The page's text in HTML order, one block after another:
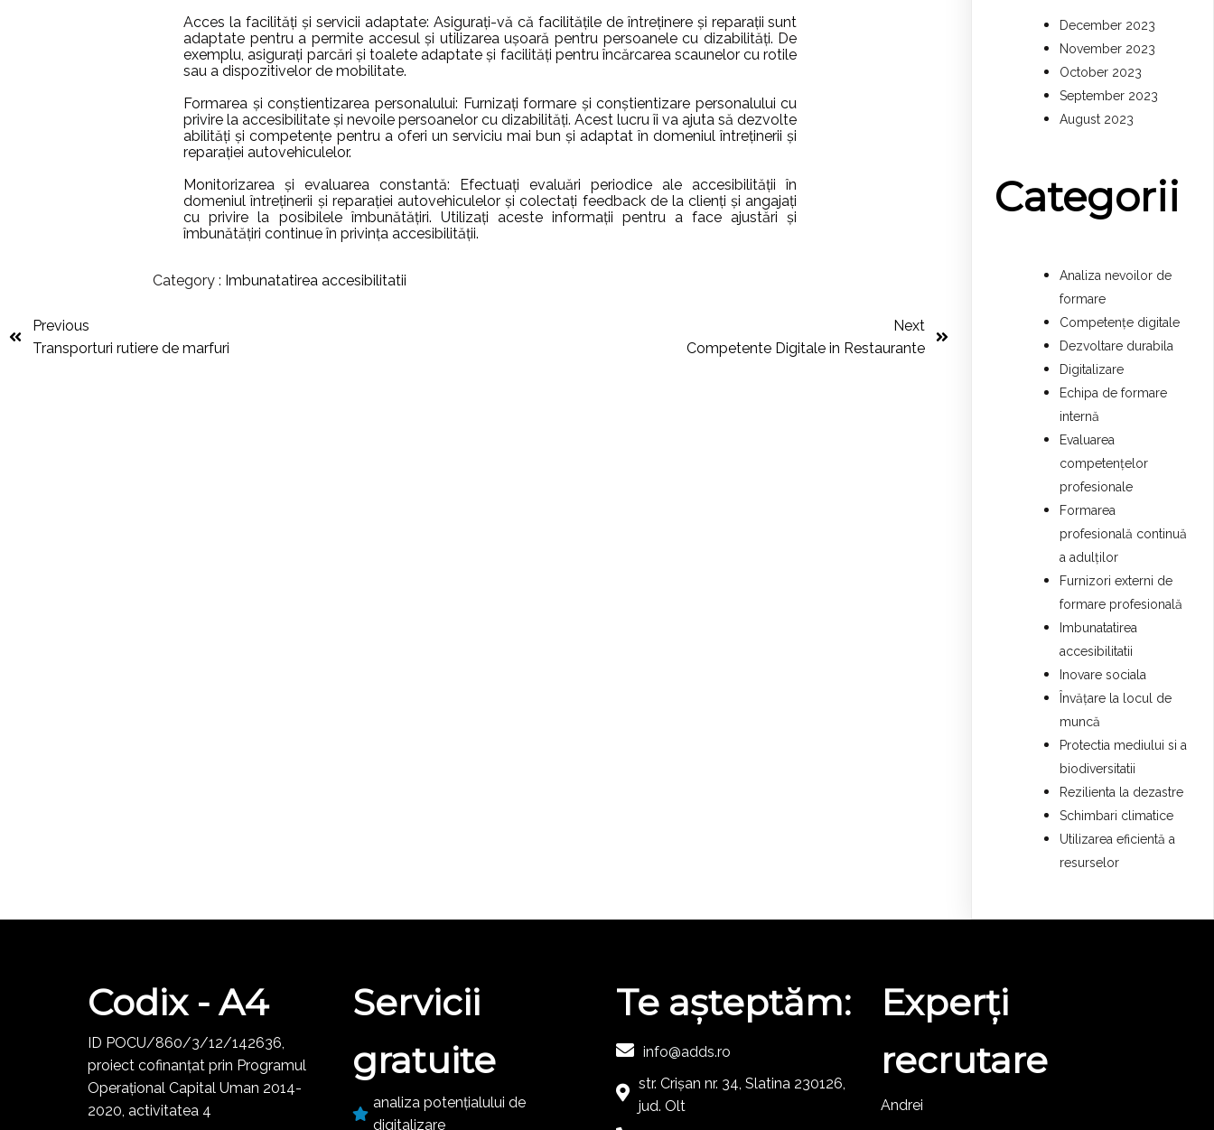
Acces la facilități și servicii adaptate: Asigurați-vă că facilitățile de întreținere și reparații sunt
adaptate pentru a permite accesul și utilizarea ușoară pentru persoanele cu dizabilități. De
exemplu, asigurați parcări și toalete adaptate și facilități pentru încărcarea scaunelor cu rotile
sau a dispozitivelor de mobilitate.
Formarea și conștientizarea personalului: Furnizați formare și conștientizare personalului cu
privire la accesibilitate și nevoile persoanelor cu dizabilități. Acest lucru îi va ajuta să dezvolte
abilități și competențe pentru a oferi un serviciu mai bun și adaptat în domeniul întreținerii și
reparației autovehiculelor.
Monitorizarea și evaluarea constantă: Efectuați evaluări periodice ale accesibilității în
domeniul întreținerii și reparației autovehiculelor și colectați feedback de la clienți și angajați
cu privire la posibilele îmbunătățiri. Utilizați aceste informații pentru a face ajustări și
îmbunătățiri continue în privința accesibilității.
Category : Imbunatatirea accesibilitatii
Previous
Transporturi rutiere de marfuri
Next
Competente Digitale in Restaurante
December 2023
November 2023
October 2023
September 2023
August 2023
Categorii
Analiza nevoilor de
formare
Competențe digitale
Dezvoltare durabila
Digitalizare
Echipa de formare
internă
Evaluarea
competențelor
profesionale
Formarea
profesională continuă
a adulților
Furnizori externi de
formare profesională
Imbunatatirea
accesibilitatii
Inovare sociala
Învățare la locul de
muncă
Protectia mediului si a
biodiversitatii
Rezilienta la dezastre
Schimbari climatice
Utilizarea eficientă a
resurselor
Codix - A4
ID POCU/860/3/12/142636,
proiect cofinanțat prin Programul
Operațional Capital Uman 2014-
2020, activitatea 4
Servicii
gratuite
analiza potențialului de
digitalizare
Te așteptăm:
info@adds.ro
str. Crișan nr. 34, Slatina 230126,
jud. Olt
Experți
recrutare
Andrei